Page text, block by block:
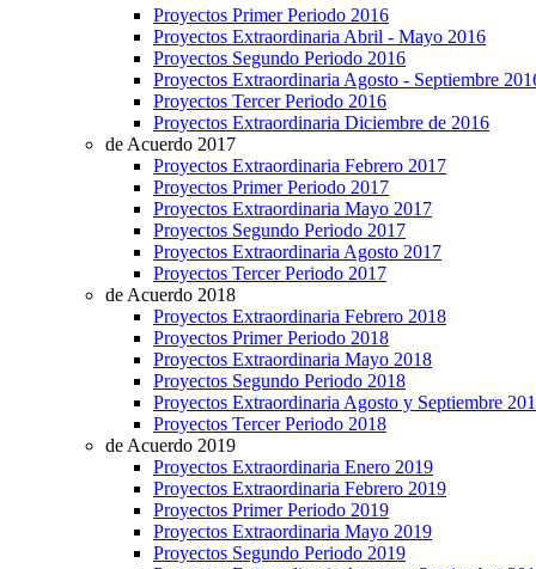
Proyectos Primer Periodo 2016
Proyectos Extraordinaria Abril - Mayo 2016
Proyectos Segundo Periodo 2016
Proyectos Extraordinaria Agosto - Septiembre
Proyectos Tercer Periodo 2016
Proyectos Extraordinaria Diciembre de 2016
de Acuerdo 2017
Proyectos Extraordinaria Febrero 2017
Proyectos Primer Periodo 2017
Proyectos Extraordinaria Mayo 2017
Proyectos Segundo Periodo 2017
Proyectos Extraordinaria Agosto 2017
Proyectos Tercer Periodo 2017
de Acuerdo 2018
Proyectos Extraordinaria Febrero 2018
Proyectos Primer Periodo 2018
Proyectos Extraordinaria Mayo 2018
Proyectos Segundo Periodo 2018
Proyectos Extraordinaria Agosto y Septiembre
Proyectos Tercer Periodo 2018
de Acuerdo 2019
Proyectos Extraordinaria Enero 2019
Proyectos Extraordinaria Febrero 2019
Proyectos Primer Periodo 2019
Proyectos Extraordinaria Mayo 2019
Proyectos Segundo Periodo 2019